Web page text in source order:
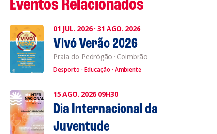
Eventos Relacionados
01 JUL. 2026 · 31 AGO. 2026
Vivó Verão 2026
Praia do Pedrógão · Coimbrão
Desporto Educação Ambiente
15AGO. 2026 09H30
Dia Internacional da
Juventude